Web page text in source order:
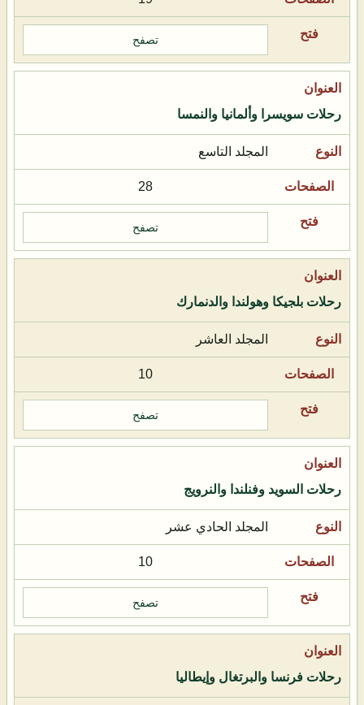
تصفح
رحلات سويسرا وألمانيا والنمسا
المجلد التاسع
28
تصفح
رحلات بلجيكا وهولندا والدنمارك
المجلد العاشر
10
تصفح
رحلات السويد وفنلندا والنرويج
المجلد الحادي عشر
10
تصفح
رحلات فرنسا والبرتغال وإيطاليا